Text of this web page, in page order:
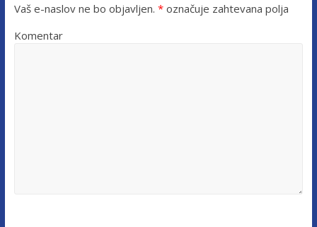
Vaš e-naslov ne bo objavljen. *označuje zahtevana polja
Komentar